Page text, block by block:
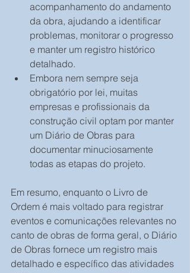
acompanhamento do andamento
da obra, ajudando a identificar
problemas, monitorar o progresso
e manter um registro histórico
detalhado.
Embora nem sempre seja
obrigatório por lei, muitas
empresas e profissionais da
construção civil optam por manter
um Diário de Obras para
documentar minuciosamente
todas as etapas do projeto.
Em resumo, enquanto o Livro de
Ordem é mais voltado para registrar
eventos e comunicações relevantes no
canto de obras de forma geral, o Diário
de Obras fornece um registro mais
detalhado e específico das atividades